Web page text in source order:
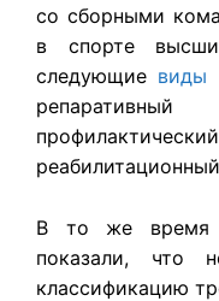
со сборными
в спорте
следующие виды
В то же время
показали, что
классификацию